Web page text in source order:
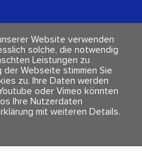
Folge uns
Website verwenden
solche, die notwendig
Leistungen zu
der Webseite stimmen Sie
zu. Ihre Daten werden
oder Vimeo könnten
Ihre Nutzerdaten
mit weiteren Details.